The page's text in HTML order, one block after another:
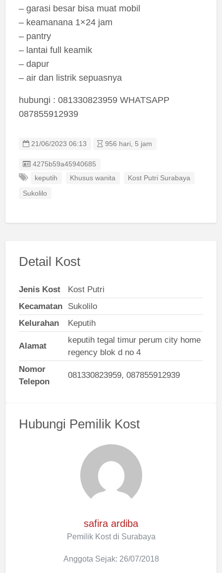
– garasi besar bisa muat mobil
– keamanana 1×24 jam
– pantry
– lantai full keamik
– dapur
– air dan listrik sepuasnya
hubungi : 081330823959 WHATSAPP
087855912939
21/06/2023 06:13 956 hari, 5 jam
Listing ID
4275b59a45940685
keputih
Khusus wanita Kost Putri Surabaya
Sukolilo
Detail Kost
Jenis Kost
Kost Putri
Kecamatan
Sukolilo
Kelurahan
Keputih
Alamat
keputih tegal timur perum city home
regency blok d no 4
Nomor
Telepon
081330823959, 087855912939
Hubungi Pemilik Kost
safira ardiba
Pemilik Kost di Surabaya
Anggota Sejak: 26/07/2018